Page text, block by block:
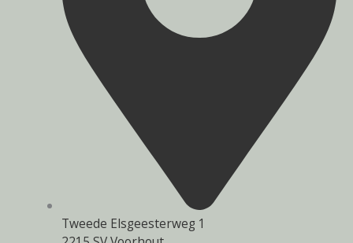
Tweede Elsgeesterweg 1